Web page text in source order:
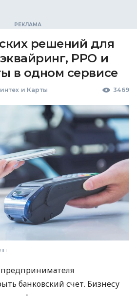
решений для
РРО и
в одном сервисе
и Карты 3469
банковский счет. Бизнесу